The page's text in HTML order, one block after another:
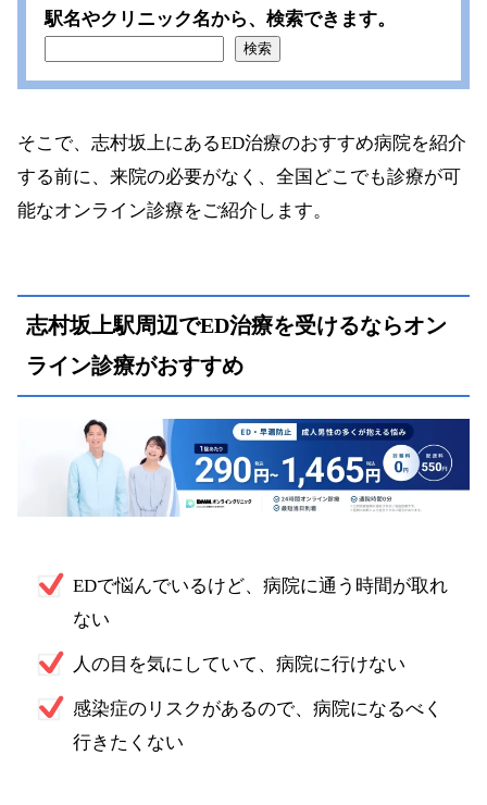
駅名やクリニック名から、検索できます。
検索
そこで、志村坂上にあるED治療のおすすめ病院を紹介
する前に、来院の必要がなく、全国どこでも診療が可
能なオンライン診療をご紹介します。
志村坂上駅周辺でED治療を受けるならオン
ライン診療がおすすめ
EDで悩んでいるけど、病院に通う時間が取れ
ない
人の目を気にしていて、病院に行けない
感染症のリスクがあるので、病院になるべく
行きたくない